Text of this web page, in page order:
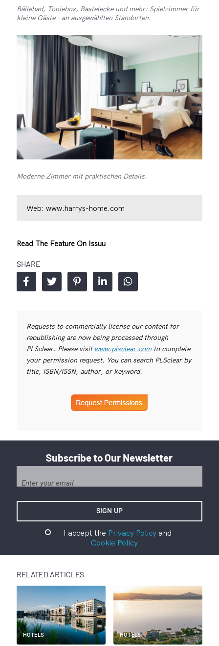
Bällebad, Toniebox, Bastelecke und mehr: Spielzimmer für
kleine Gäste – an ausgewählten Standorten.
Moderne Zimmer mit praktischen Details.
Web: www.harrys-home.com
Read The Feature On Issuu
SHARE
Requests to commercially license our content for
republishing are now being processed through
PLSclear. Please visit www.plsclear.comto complete
your permission request. You can search PLSclear by
title, ISBN/ISSN, author, or keyword.
Subscribe to Our Newsletter
I accept the Privacy Policyand
Cookie Policy
RELATED ARTICLES
HOTELS HOTELS